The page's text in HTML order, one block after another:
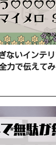
ないインテ
力で伝えて